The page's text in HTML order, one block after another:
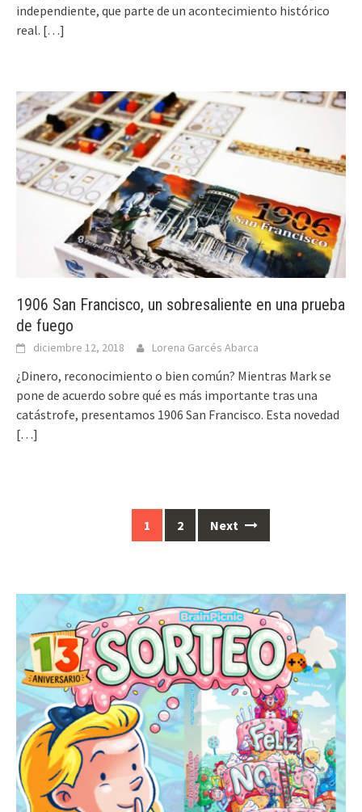
independiente, que parte de un acontecimiento histórico
real. […]
1906 San Francisco, un sobresaliente en una prueba
de fuego
diciembre 12, 2018 Lorena Garcés Abarca
¿Dinero, reconocimiento o bien común? Mientras Mark se
pone de acuerdo sobre qué es más importante tras una
catástrofe, presentamos 1906 San Francisco. Esta novedad
[…]
1 2 Next